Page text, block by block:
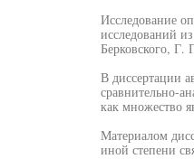
Исследование
исследований
Берковского,
В диссертации
сравнительно-
как множество
Материалом
иной степени